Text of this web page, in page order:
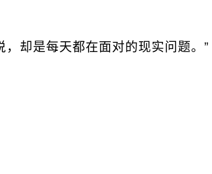
却是每天都在面对的现实问题。”